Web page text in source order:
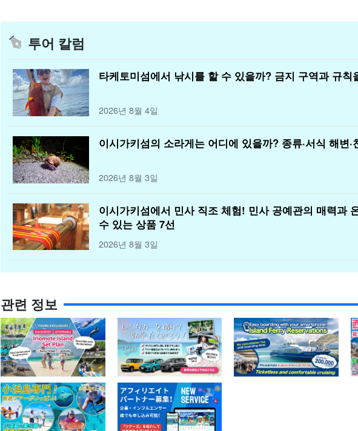
투어 칼럼
타케토미섬에서 낚시를 할 수 있을까? 금지 구역과 규칙
2026년 8월 4일
이시가키섬의 소라게는 어디에 있을까? 종류·서식 해변·
2026년 8월 3일
이시가키섬에서 민사 직조 체험! 민사 공예관의 매력과
수 있는 상품 7선
2026년 8월 3일
관련 정보